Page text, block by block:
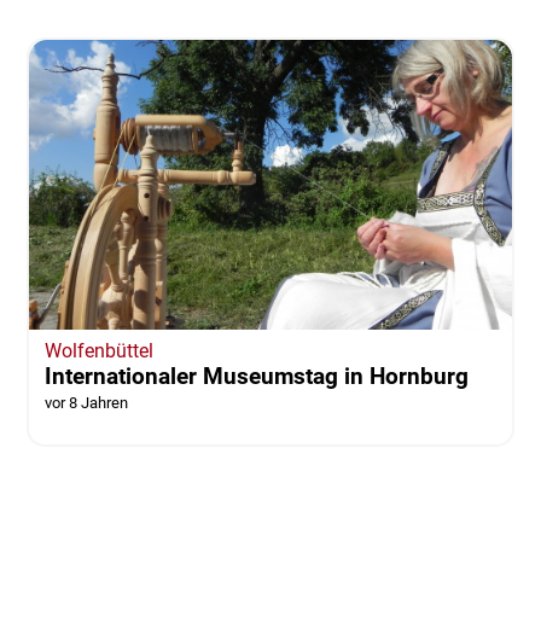
Wolfenbüttel
Internationaler Museumstag in Hornburg
vor 8 Jahren